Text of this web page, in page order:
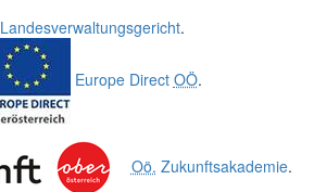
Landesverwaltungsgericht.
Europe Direct OÖ.
Oö. Zukunftsakademie.